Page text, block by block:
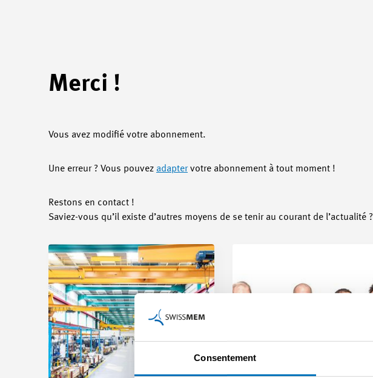
Consentement
Merci !
Vous avez modifié votre abonnement.
Une erreur ? Vous pouvez adaptervotre abonnement à tout moment !
Restons en contact !
Saviez-vous qu’il existe d’autres moyens de se tenir au courant de l’actualité ?